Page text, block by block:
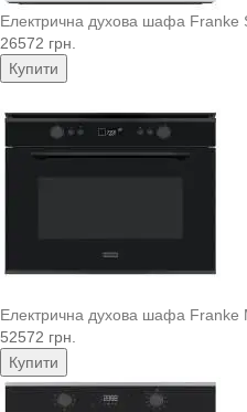
Електрична духова шафа Franke
26572 грн.
Купити
Електрична духова шафа Franke
52572 грн.
Купити